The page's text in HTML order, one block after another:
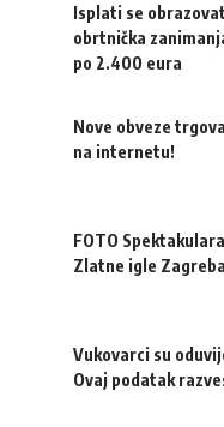
Isplati se
obrtnička
po 2.400 eura
Nove obveze
na internetu!
FOTO
Zlatne igle Zagreba
Vukovarci su
Ovaj podatak